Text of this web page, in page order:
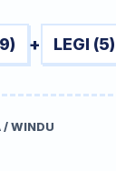
+ LEGI (5)
/ WINDU